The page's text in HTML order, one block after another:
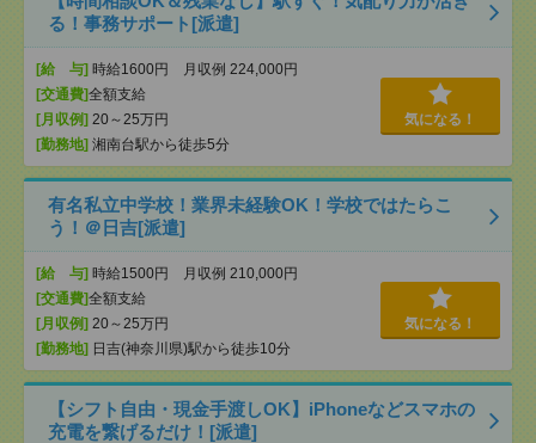
る！事務サポート[派遣]
[給 与] 時給1600円 月収例 224,000円
[交通費]全額支給
[月収例] 20～25万円
[勤務地] 湘南台駅から徒歩5分
気になる！
有名私立中学校！業界未経験OK！学校ではたらこ
う！＠日吉[派遣]
[給 与] 時給1500円 月収例 210,000円
[交通費]全額支給
[月収例] 20～25万円
[勤務地] 日吉(神奈川県)駅から徒歩10分
気になる！
【シフト自由・現金手渡しOK】iPhoneなどスマホの
充電を繋げるだけ！[派遣]